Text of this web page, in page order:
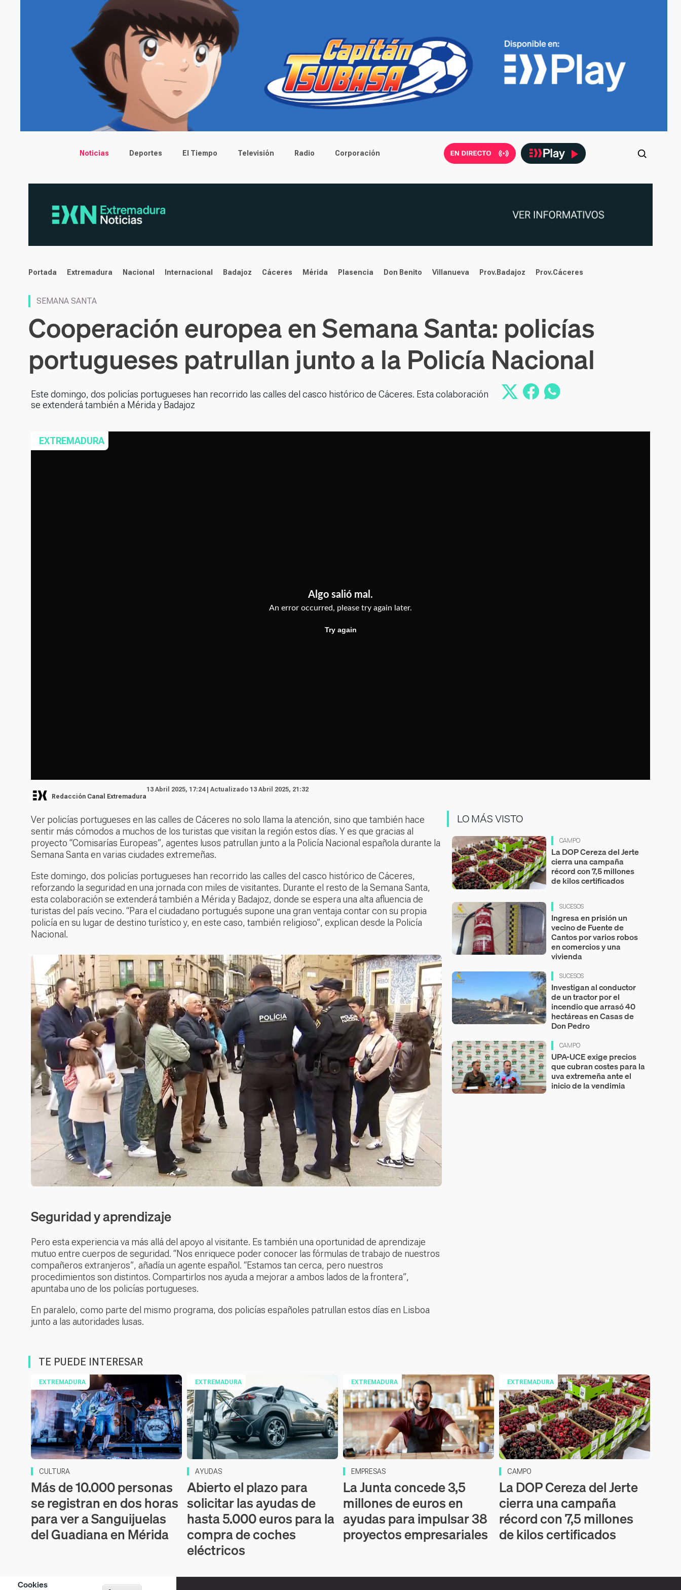
Cookies
Main menu
Noticias Deportes El Tiempo Televisión Radio Corporación
noticias
Portada Extremadura Nacional Internacional Badajoz Cáceres Mérida Plasencia Don Benito Villanueva Prov.Badajoz Prov.Cáceres
SEMANA SANTA
Cooperación europea en Semana Santa: policías
portugueses patrullan junto a la Policía Nacional
Este domingo, dos policías portugueses han recorrido las calles del casco histórico de Cáceres. Esta colaboración
se extenderá también a Mérida y Badajoz
EXTREMADURA
Redacción Canal Extremadura
13 Abril 2025, 17:24 | Actualizado 13 Abril 2025, 21:32
Ver policías portugueses en las calles de Cáceres no solo llama la atención, sino que también hace
sentir más cómodos a muchos de los turistas que visitan la región estos días. Y es que gracias al
proyecto “Comisarías Europeas”, agentes lusos patrullan junto a la Policía Nacional española durante la
Semana Santa en varias ciudades extremeñas.
Este domingo, dos policías portugueses han recorrido las calles del casco histórico de Cáceres,
reforzando la seguridad en una jornada con miles de visitantes. Durante el resto de la Semana Santa,
esta colaboración se extenderá también a Mérida y Badajoz, donde se espera una alta afluencia de
turistas del país vecino. “Para el ciudadano portugués supone una gran ventaja contar con su propia
policía en su lugar de destino turístico y, en este caso, también religioso”, explican desde la Policía
Nacional.
Seguridad y aprendizaje
Pero esta experiencia va más allá del apoyo al visitante. Es también una oportunidad de aprendizaje
mutuo entre cuerpos de seguridad. “Nos enriquece poder conocer las fórmulas de trabajo de nuestros
compañeros extranjeros”, añadía un agente español. “Estamos tan cerca, pero nuestros
procedimientos son distintos. Compartirlos nos ayuda a mejorar a ambos lados de la frontera”,
apuntaba uno de los policías portugueses.
En paralelo, como parte del mismo programa, dos policías españoles patrullan estos días en Lisboa
junto a las autoridades lusas.
LO MÁS VISTO
CAMPO
La DOP Cereza del Jerte
cierra una campaña
récord con 7,5 millones
de kilos certificados
SUCESOS
Ingresa en prisión un
vecino de Fuente de
Cantos por varios robos
en comercios y una
vivienda
SUCESOS
Investigan al conductor
de un tractor por el
incendio que arrasó 40
hectáreas en Casas de
Don Pedro
CAMPO
UPA-UCE exige precios
que cubran costes para la
uva extremeña ante el
inicio de la vendimia
TE PUEDE INTERESAR
EXTREMADURA
CULTURA
Más de 10.000 personas
se registran en dos horas
para ver a Sanguijuelas
del Guadiana en Mérida
EXTREMADURA
AYUDAS
Abierto el plazo para
solicitar las ayudas de
hasta 5.000 euros para la
compra de coches
eléctricos
EXTREMADURA
EMPRESAS
La Junta concede 3,5
millones de euros en
ayudas para impulsar 38
proyectos empresariales
EXTREMADURA
CAMPO
La DOP Cereza del Jerte
cierra una campaña
récord con 7,5 millones
de kilos certificados